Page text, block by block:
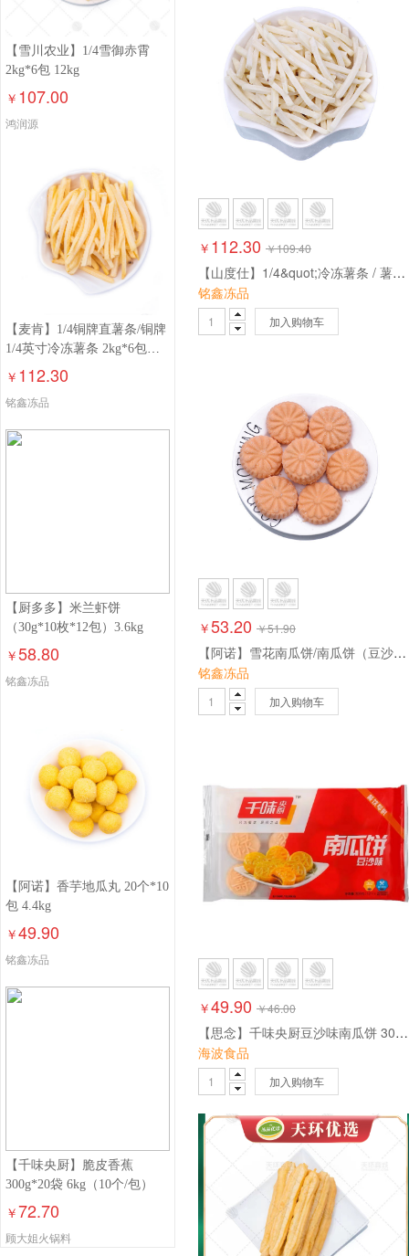
【雪川农业】1/4雪御赤霄
2kg*6包 12kg
￥ 107.00
鸿润源
【麦肯】1/4铜牌直薯条/铜牌
1/4英寸冷冻薯条 2kg*6包
12kg
￥ 112.30
铭鑫冻品
【厨多多】米兰虾饼
（30g*10枚*12包）3.6kg
￥58.80
铭鑫冻品
【阿诺】香芋地瓜丸 20个*10
包 4.4kg
￥49.90
铭鑫冻品
【千味央厨】脆皮香蕉
300g*20袋 6kg（10个/包）
￥72.70
顾大姐火锅料
￥ 112.30 ￥109.40
【山度仕】1/4&quot;冷冻薯条 / 薯条 2kg*6包 12kg
铭鑫冻品
加入购物车
￥53.20 ￥51.90
【阿诺】雪花南瓜饼/南瓜饼（豆沙） 12只/包 300g*16包 4.8kg
铭鑫冻品
加入购物车
￥49.90 ￥46.00
【思念】千味央厨豆沙味南瓜饼 300g*12包 12个 3.6kg
海波食品
加入购物车